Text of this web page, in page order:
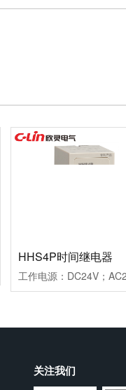
HHS4P时间继电器
关注我们